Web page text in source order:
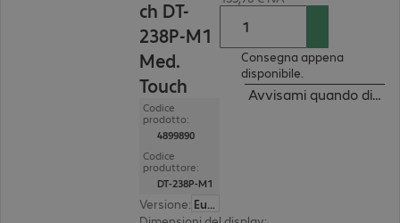
ch DT-
238P-M1
Med.
Touch
Codice
prodotto:
4899890
Codice
produttore:
DT-238P-M1
Versione:
Europa
Consegna appena
disponibile.
Avvisami quando